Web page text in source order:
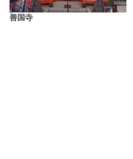
善国寺